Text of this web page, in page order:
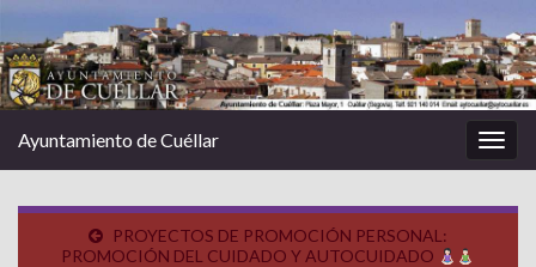
la
Ayuntamiento de Cuéllar
PROYECTOS DE PROMOCIÓN PERSONAL:
PROMOCIÓN DEL CUIDADO Y AUTOCUIDADO